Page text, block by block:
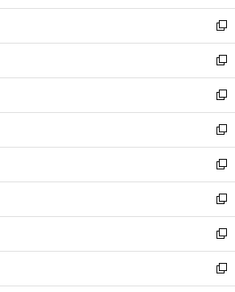
開
く
ウ
で
開
く
ン
ド
ウ
で
開
く
新
し
い
ウ
ィ
ン
ド
ウ
で
開
く
新
し
い
ウ
ィ
ン
ド
ウ
で
開
く
新
し
い
ウ
ィ
ン
ド
ウ
で
開
く
新
し
い
ウ
ィ
ン
ド
ウ
で
開
新
し
い
ウ
ィ
ン
ド
ウ
新
し
い
ウ
ィ
ン
新
し
い
ウ
新
し